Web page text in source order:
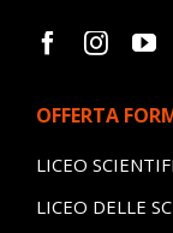
OFFERTA
LICEO
LICEO DELLE